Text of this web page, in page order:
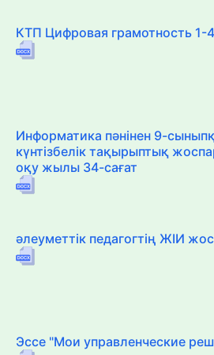
КТП Цифровая грамотность 1-4
Информатика пәнінен 9-
күнтізбелік тақырыптық
оқу жылы 34-сағат
әлеуметтік педагогтің ЖІИ
Эссе "Мои управленческие